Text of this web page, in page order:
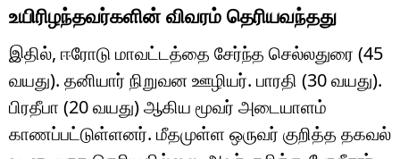
உயிரிழந்தவர்களின் விவரம் தெரியவந்தது
இதில், ஈரோடு மாவட்டத்தை சேர்ந்த செல்லதுரை (45
வயது). தனியார் நிறுவன ஊழியர். பாரதி (30 வயது).
பிரதீபா (20 வயது) ஆகிய மூவர் அடையாளம்
காணப்பட்டுள்ளனர். மீதமுள்ள ஒருவர் குறித்த தகவல்